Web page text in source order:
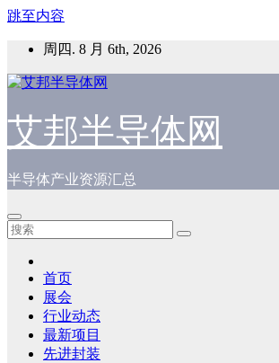
跳至内容
周四. 8 月 6th, 2026
艾邦半导体网
半导体产业资源汇总
首页
展会
行业动态
最新项目
先进封装